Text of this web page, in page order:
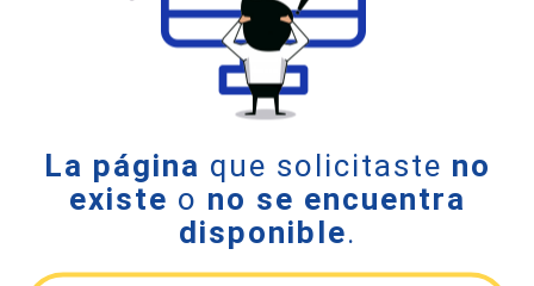
La página que solicitaste no
existe o no se encuentra
disponible.